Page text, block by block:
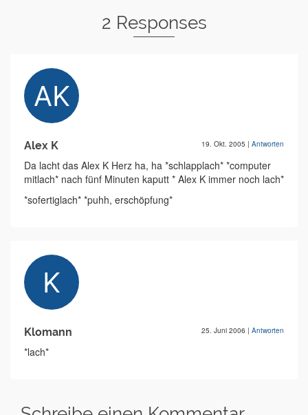
2 Responses
Alex K 19. Okt. 2005 | Antworten
Da lacht das Alex K Herz ha, ha *schlapplach* *computer
mitlach* nach fünf Minuten kaputt * Alex K immer noch lach*
*sofertiglach* *puhh, erschöpfung*
Klomann 25. Juni 2006 | Antworten
*lach*